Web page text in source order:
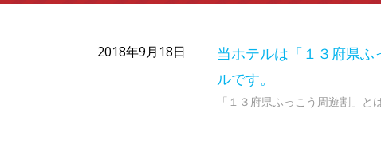
2018年9月18日
当ホテルは「１３府県
ルです。
「１３府県ふっこう周遊割」